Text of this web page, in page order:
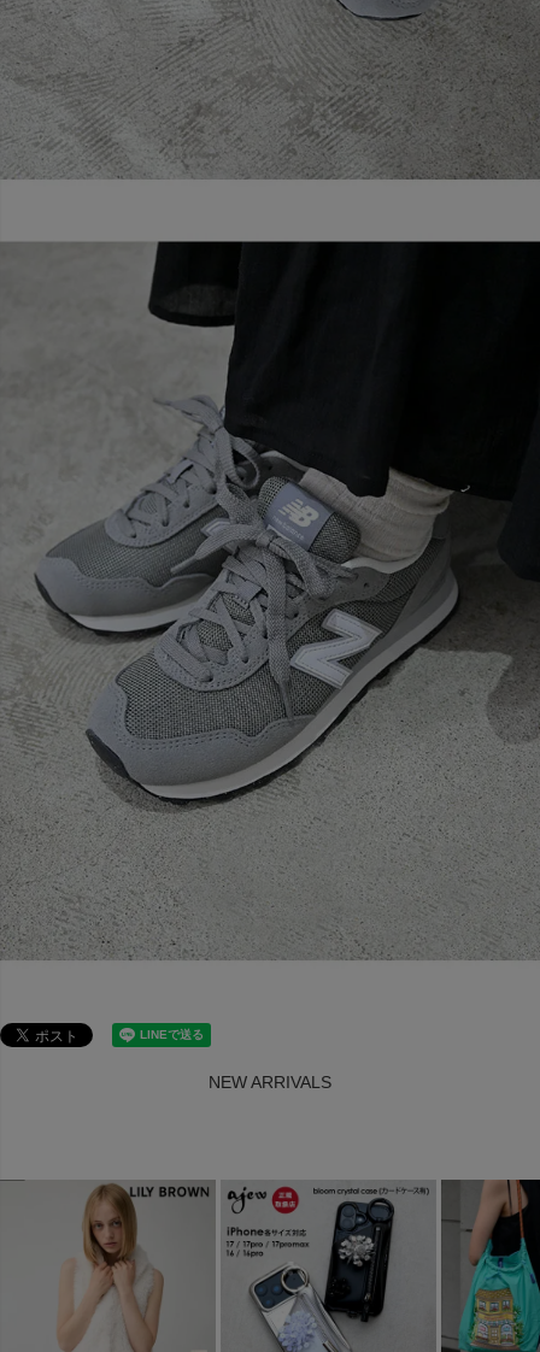
NEW ARRIVALS